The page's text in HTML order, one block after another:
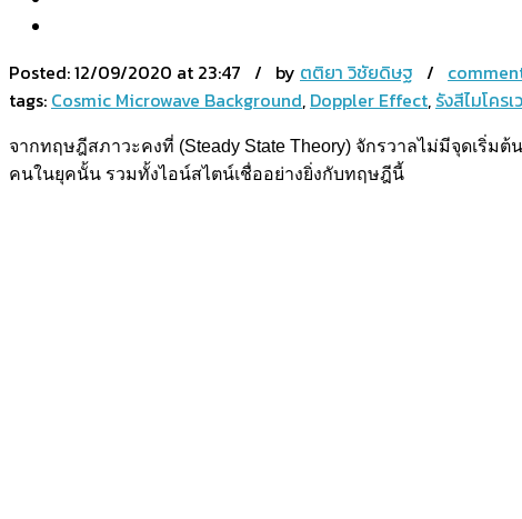
Posted:12/09/2020 at 23:47 / by ตติยา วิชัยดิษฐ /
tags: Cosmic Microwave Background, Doppler Effect, รังสีไมโคร
จากทฤษฎีสภาวะคงที่ (Steady State Theory) จักรวาลไม่มีจุดเริ่
คนในยุคนั้น รวมทั้งไอน์สไตน์เชื่ออย่างยิ่งกับทฤษฎีนี้